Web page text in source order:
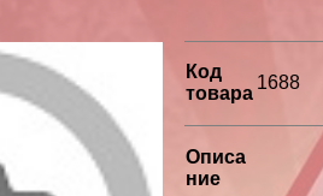
Код
товара
1688
Описа
ние